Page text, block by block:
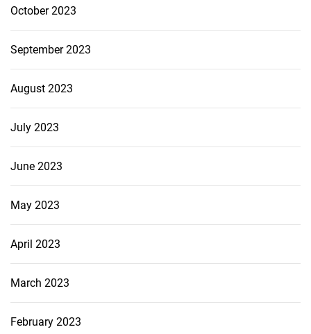
October 2023
September 2023
August 2023
July 2023
June 2023
May 2023
April 2023
March 2023
February 2023